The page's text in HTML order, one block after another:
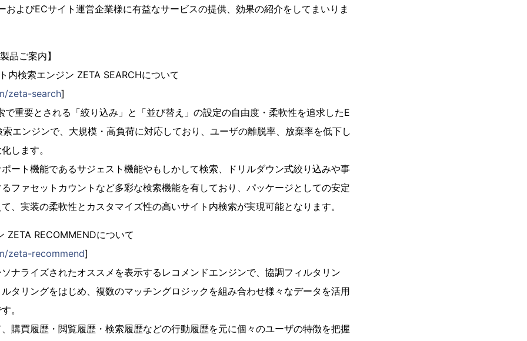
およびECサイト運営企業様に有益なサービスの提供、効果の紹介をしてまいりま
品ご案内】
内検索エンジン ZETA SEARCHについて
zeta-search]
で重要とされる「絞り込み」と「並び替え」の設定の自由度・柔軟性を追求したE
エンジンで、大規模・高負荷に対応しており、ユーザの離脱率、放棄率を低下し
します。
ート機能であるサジェスト機能やもしかして検索、ドリルダウン式絞り込みや事
ファセットカウントなど多彩な検索機能を有しており、パッケージとしての安定
、実装の柔軟性とカスタマイズ性の高いサイト内検索が実現可能となります。
RECOMMENDについて
zeta-recommend]
ナライズされたオススメを表示するレコメンドエンジンで、協調フィルタリン
タリングをはじめ、複数のマッチングロジックを組み合わせ様々なデータを活用
。
購買履歴・閲覧履歴・検索履歴などの行動履歴を元に個々のユーザの特徴を把握